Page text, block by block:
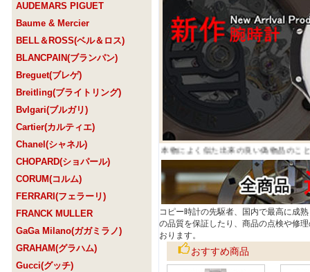
AUDEMARS PIGUET
Baume & Mercier
BELL＆ROSS(ベル＆ロス)
BLANCPAIN(ブランパン)
Breguet(ブレゲ)
Breitling(ブライトリング)
Bvlgari(ブルガリ)
Cartier(カルティエ)
Chanel(シャネル)
CHOPARD(ショパール)
CORUM(コルム)
FERRARI(フェラーリ)
FRANCK MULLER
GaGa Milano(ガガミラノ)
GRAHAM(グラハム)
Gucci(グッチ)
。随時追加中。スーパーコピーとは、本物によく似た出来の良い偽物品のこと
コピー時計の先駆者、国内で最高に成
の品質を保証したり、商品の点検や修
おります。
おすすめ商品